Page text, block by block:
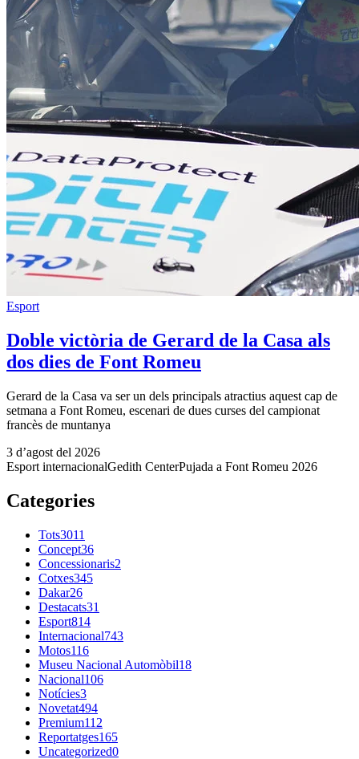
Esport
Doble victòria de Gerard de la Casa als
dos dies de Font Romeu
Gerard de la Casa va ser un dels principals atractius aquest cap de
setmana a Font Romeu, escenari de dues curses del campionat
francès de muntanya
3 d’agost del 2026
Esport internacionalGedith CenterPujada a Font Romeu 2026
Categories
Tots3011
Concept36
Concessionaris2
Cotxes345
Dakar26
Destacats31
Esport814
Internacional743
Motos116
Museu Nacional Automòbil18
Nacional106
Notícies3
Novetat494
Premium112
Reportatges165
Uncategorized0